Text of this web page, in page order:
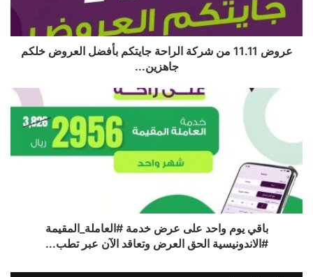
عروض 11.11 من شركة الراحة جايتكم بأفضل العروض خلكم
جاهزين...
باقي يوم واحد على عرض خدمة #العاملة_المقيمة
#الاندونيسية الحق العرض وتعاقد الآن عبر تطب...